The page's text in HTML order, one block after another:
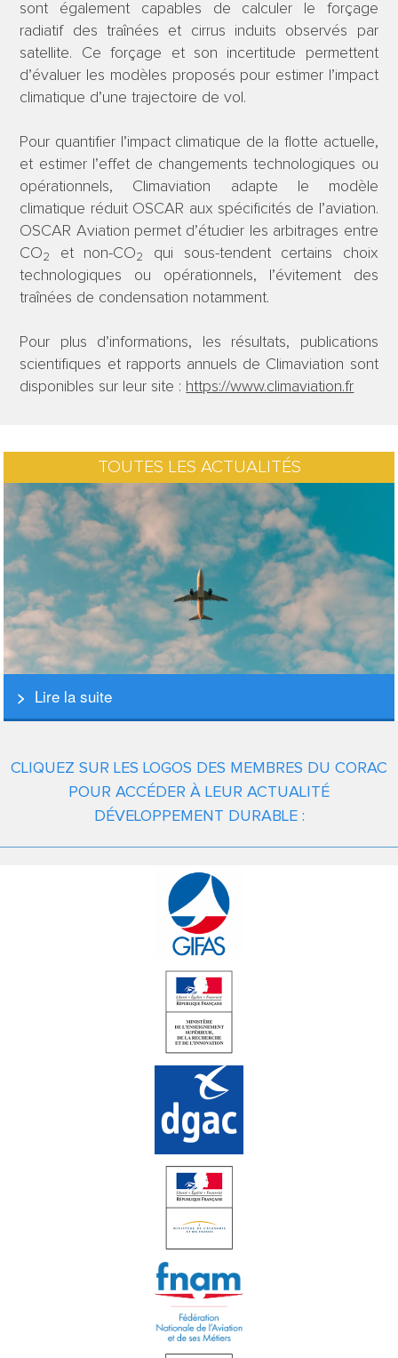
sont également capables de calculer le forçage
radiatif des traînées et cirrus induits observés par
satellite. Ce forçage et son incertitude permettent
d’évaluer les modèles proposés pour estimer l’impact
climatique d’une trajectoire de vol.
Pour quantifier l’impact climatique de la flotte actuelle,
et estimer l’effet de changements technologiques ou
opérationnels, Climaviation adapte le modèle
climatique réduit OSCAR aux spécificités de l’aviation.
OSCAR Aviation permet d’étudier les arbitrages entre
CO2 et non-CO2
qui sous-tendent certains choix
technologiques ou opérationnels, l’évitement des
traînées de condensation notamment.
Pour plus d’informations, les résultats, publications
scientifiques et rapports annuels de Climaviation sont
disponibles sur leur site : https://www.climaviation.fr
TOUTES LES ACTUALITÉS
Lire la suite
CLIQUEZ SUR LES LOGOS DES MEMBRES DU CORAC
POUR ACCÉDER À LEUR ACTUALITÉ
DÉVELOPPEMENT DURABLE :